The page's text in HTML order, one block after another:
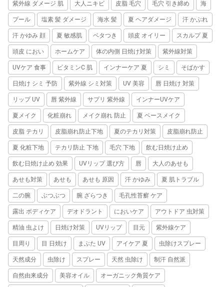
紫外線 ダメージ 肌 大人ニキビ 皮脂 毛穴 毛穴 引き締め 海
プール 塩素 髪 ダメージ 海水 髪 夏 ヘアダメージ 汗 かぶれ
汗 かゆみ 顔 夏 敏感肌 ベタつき 頭皮 オイリー スカルプ 夏
頭皮 におい ホームケア 体の内側 日焼け対策 紫外線対策
UVケア 食事 ビタミンC 肌 インナーケア 夏 シミ そばかす
日焼け シミ 予防 紫外線 シミ対策 UV 美容 唇 日焼け 対策
リップ UV 唇 紫外線 サプリ 紫外線 インナーUVケア
夏メイク 化粧崩れ メイク崩れ 防止 夏 ベースメイク
皮脂 テカリ 皮脂崩れ防止下地 夏のテカリ対策 皮脂崩れ防止
夏 化粧下地 テカリ防止 下地 毛穴 下地 飲む日焼け止め
飲む日焼け止め 効果 UVリップ 選び方 唇 大人のあせも
あせも対策 あせも あせも 原因 汗 かゆみ 夏 肌トラブル
二の腕 ぶつぶつ 腕 ざらつき 毛孔性苔癬 ケア
露出 ボディケア デオドラント においケア アウトドア 虫対策
精油 虫よけ 日焼け対策 UVリップ 目元 紫外線ケア
目周り 目 日焼け まぶた UV アイケア 夏 虫除けスプレー
天然成分 虫除け スプレー 天然 虫除け 制汗 自然派
自然由来成分 美容オイル オーガニック角質ケア